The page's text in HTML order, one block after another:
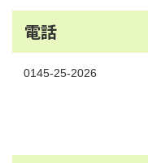
電話
0145-25-2026